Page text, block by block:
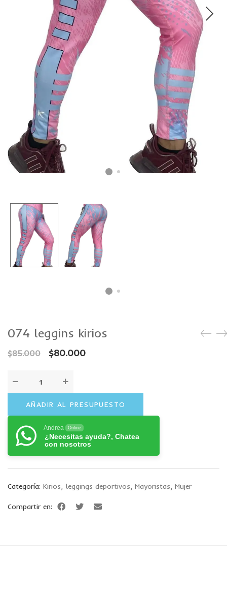
074 leggins kirios
$85.000 $80.000
AÑADIR AL PRESUPUESTO
Andrea Online
¿Necesitas ayuda?, Chatea
con nosotros
Categoría: Kirios, leggings deportivos, Mayoristas, Mujer
Compartir en: